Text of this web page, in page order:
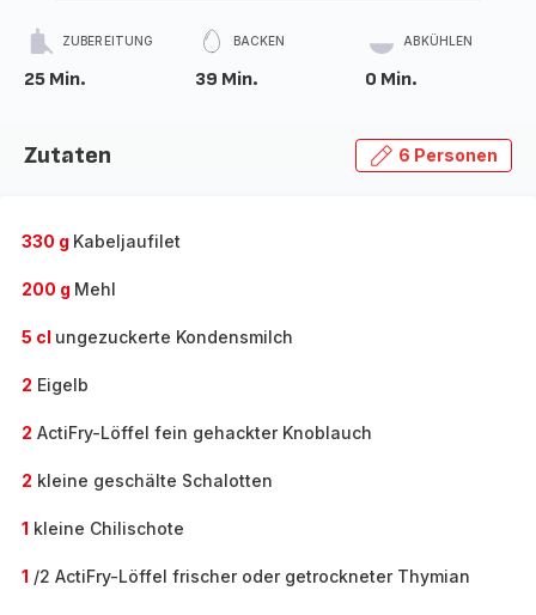
ZUBEREITUNG
25 Min.
BACKEN
39 Min.
ABKÜHLEN
0 Min.
Zutaten 6 Personen
330 g Kabeljaufilet
200 g Mehl
5 cl ungezuckerte Kondensmilch
2 Eigelb
2 ActiFry-Löffel fein gehackter Knoblauch
2 kleine geschälte Schalotten
1 kleine Chilischote
1 /2 ActiFry-Löffel frischer oder getrockneter Thymian